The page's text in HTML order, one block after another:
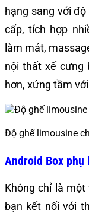
hạng sang với
cấp, tích hợp
làm mát,
nội thất xế cưng
hơn, xứng tầm
Độ ghế limousine
Android Box phụ
Không chỉ là
bạn kết nối với